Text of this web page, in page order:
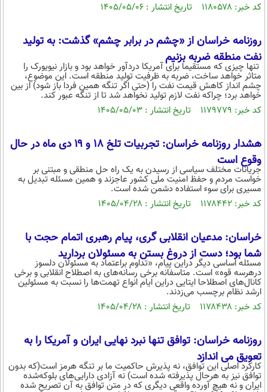
فناوری
حوادث
محیط زیست
فرهنگی
بین الملل
اجتماعی
سیاست خارجی
پیامک
روانشناسی
دانلود
کد خبر: ۱۱۸۰۵۷۸ تاریخ انتشار : ۱۴۰۵/۰۵/۰۶
روزنامه خراسان از «چشم در برابر چشم» گذشت: به تولید
نفت منطقه ضربه بزنیم
تنها چیزی که مستقیما برای آمریکا دردآور خواهد بود و بازار نیویورک را
متاثر خواهد ساخت، ضربه به ظرفیت تولید منطقه است. این موضوع،
چشم انداز کاهش قیمت نفت را (حتی اگر تنگه همین فردا باز شود) از بین
خواهد برد؛ چراکه نفت لازم تولید نخواهد شد تا از تنگه عبور کند.
کد خبر: ۱۱۷۹۷۷۹ تاریخ انتشار : ۱۴۰۵/۰۵/۰۳
هشدار روزنامه خراسان: تجربیات تلخ ۱۸ و ۱۹ دی ماه در حال
وقوع است
جریانات مختلف سیاسی از رسیدن به یک راه حل منطقی و مبتنی بر
خواست مردم و حفظ امنیت ملی کشور عاجزند و همین مسئله تبدیل به
مسیری برای سوء استفاده دشمن شده است.
کد خبر: ۱۱۷۸۴۴۲ تاریخ انتشار : ۱۴۰۵/۰۴/۲۸
خراسان: مدعیان انقلابی گری، پیام رهبری اتمام حجت با
شما بود؛ دست از دروغ بستن به مسئولان بردارید
مسئله اساسی دیگر دراین پیام، «تداوم براعتماد به مسئولان دلسوز
درهرسه قوه» است. متاسفانه برخی رسانه‌های به اصطلاح انقلابی و برخی
کانال‌های اصطلاحا ایتایی دراین ایام انواع تهمت‌ها را نسبت به مسئولین
ارشد نظام برچسب می‌زدند.
کد خبر: ۱۱۷۸۴۳۸ تاریخ انتشار : ۱۴۰۵/۰۴/۲۸
روزنامه خراسان: توافق تنها نبرد نهایی ایران و آمریکا را به
تعویق می اندازد
کارکرد اصلی این توافق، نه پذیرش حاکمیت ما بر تنگه‌ هرمز است(که بدون
توافق نیز به هرحال پذیرفته شده است) نه آزادی دارایی‌های بلوکه‌شده‌
ایران و نه هیچ آورده‌ واقعی دیگری که در متن توافق به آن تصریح شده